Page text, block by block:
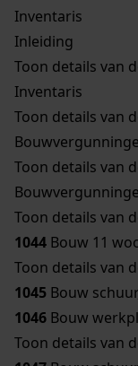
Inventaris
Inleiding
Toon details van
Inventaris
Toon details van
Toon details van
Toon details van
1044 Bouw 11
Toon details van
1045 Bouw
1046 Bouw
Toon details van